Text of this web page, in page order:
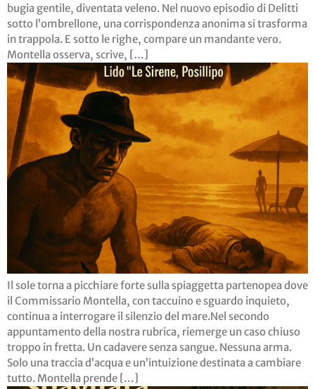
bugia gentile, diventata veleno. Nel nuovo episodio di Delitti
sotto l’ombrellone, una corrispondenza anonima si trasforma
in trappola. E sotto le righe, compare un mandante vero.
Montella osserva, scrive, […]
Il sole torna a picchiare forte sulla spiaggetta partenopea dove
il Commissario Montella, con taccuino e sguardo inquieto,
continua a interrogare il silenzio del mare.Nel secondo
appuntamento della nostra rubrica, riemerge un caso chiuso
troppo in fretta. Un cadavere senza sangue. Nessuna arma.
Solo una traccia d’acqua e un’intuizione destinata a cambiare
tutto. Montella prende […]